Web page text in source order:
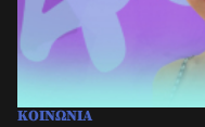
ΚΟΙΝΩΝΙΑ